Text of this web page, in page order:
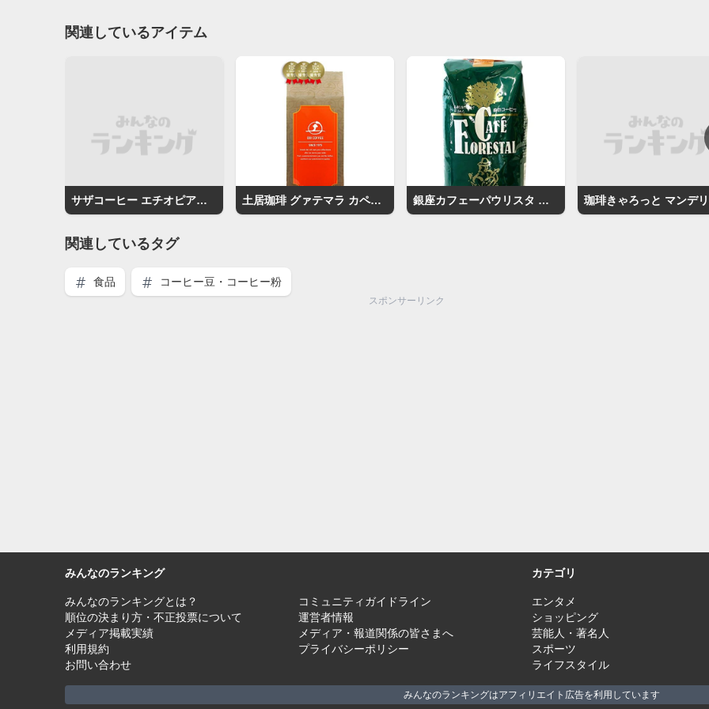
関連しているアイテム
サザコーヒー エチオピアゲイシャ 土居珈琲 グァテマラ カペティロ農園 銀座カフェーパウリスタ 森のコーヒー
関連しているタグ
食品 コーヒー豆・コーヒー粉
スポンサーリンク
みんなのランキング
みんなのランキングとは？
コミュニティガイドライン
順位の決まり方・不正投票について
運営者情報
メディア掲載実績
メディア・報道関係の皆さまへ
利用規約
プライバシーポリシー
お問い合わせ
カテゴリ
エンタメ
ショッピング
芸能人・著名人
スポーツ
ライフスタイル
みんなのランキングはアフィリエイト広告を利用しています